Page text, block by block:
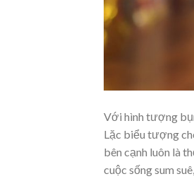
Với hình tượng
Lặc biểu tượng
bên cạnh luôn là
cuộc sống sum